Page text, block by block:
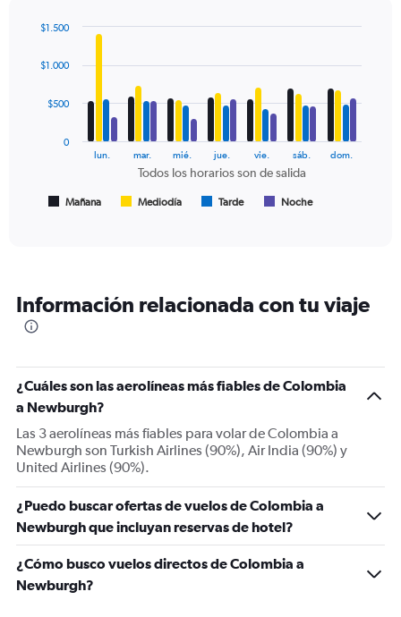
displaying
Avg.
and
chart
with
data
horarios
son
de
Range:
7
categories.
chart
has
1
Y
axis
displaying
values.
Range:
to
Todos los horarios son de salida
Mañana Mediodía Tarde Noche
lun. mar. mié. jue. vie. sáb. dom.
0
$500
$1.000
$1.500
Información relacionada con tu viaje
¿Cuáles son las aerolíneas más fiables de Colombia
a Newburgh?
Las 3 aerolíneas más fiables para volar de Colombia a
Newburgh son Turkish Airlines (90%), Air India (90%) y
United Airlines (90%).
¿Puedo buscar ofertas de vuelos de Colombia a
Newburgh que incluyan reservas de hotel?
¿Cómo busco vuelos directos de Colombia a
Newburgh?